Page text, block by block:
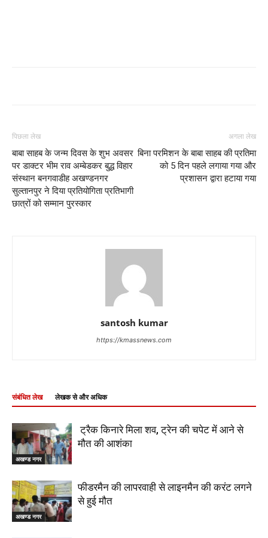
पिछला लेख
बाबा साहब के जन्म दिवस के शुभ अवसर
पर डाक्टर भीम राव अम्बेडकर बुद्ध विहार
संस्थान बनगवाडीह अखण्डनगर
सुल्तानपुर ने दिया प्रतियोगिता प्रतिभागी
छात्रों को सम्मान पुरस्कार
अगला लेख
बिना परमिशन के बाबा साहब की प्रतिमा
को 5 दिन पहले लगाया गया और
प्रशासन द्वारा हटाया गया
santosh kumar
https://kmassnews.com
संबंधित लेख लेखक से और अधिक
अखण्ड नगर
ट्रैक किनारे मिला शव, ट्रेन की चपेट में आने से
मौत की आशंका
अखण्ड नगर
फीडरमैन की लापरवाही से लाइनमैन की करंट लगने
से हुई मौत